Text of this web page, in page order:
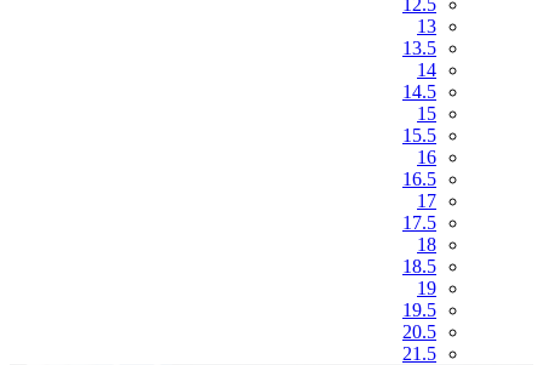
12.5
13
13.5
14
14.5
15
15.5
16
16.5
17
17.5
18
18.5
19
19.5
20.5
21.5